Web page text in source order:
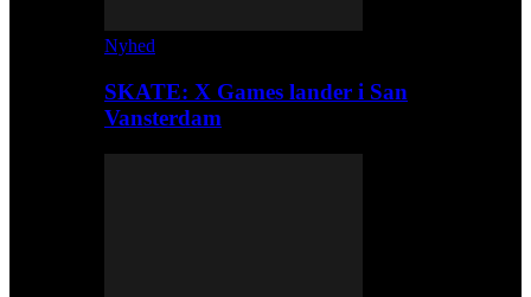
Nyhed
SKATE: X Games lander i San
Vansterdam